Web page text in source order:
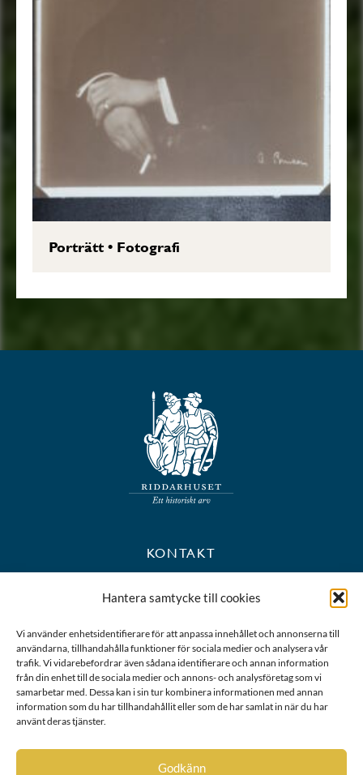
Hantera samtycke till cookies
Vi använder enhetsidentifierare för att anpassa innehållet och annonserna till
användarna, tillhandahålla funktioner för sociala medier och analysera vår
trafik. Vi vidarebefordrar även sådana identifierare och annan information
från din enhet till de sociala medier och annons- och analysföretag som vi
samarbetar med. Dessa kan i sin tur kombinera informationen med annan
information som du har tillhandahållit eller som de har samlat in när du har
använt deras tjänster.
Godkänn
Porträtt• Fotografi
KONTAKT
BESÖKS- OCH POSTADRESS
Riddarhustorget 10
Karta